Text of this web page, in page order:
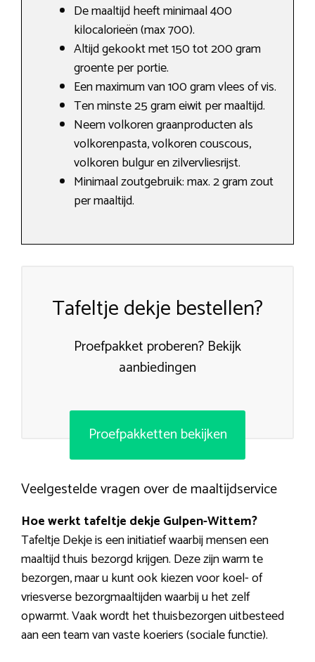
De maaltijd heeft minimaal 400
kilocalorieën (max 700).
Altijd gekookt met 150 tot 200 gram
groente per portie.
Een maximum van 100 gram vlees of vis.
Ten minste 25 gram eiwit per maaltijd.
Neem volkoren graanproducten als
volkorenpasta​, volkoren couscous,
volkoren bulgur en zilvervliesrijst.
Minimaal zoutgebruik: max. 2 gram zout
per maaltijd.
Tafeltje dekje bestellen?
Proefpakket proberen? Bekijk
aanbiedingen
Proefpakketten bekijken
Veelgestelde vragen over de maaltijdservice
Hoe werkt tafeltje dekje Gulpen-Wittem?
Tafeltje Dekje is een initiatief waarbij mensen een
maaltijd thuis bezorgd krijgen. Deze zijn warm te
bezorgen, maar u kunt ook kiezen voor koel- of
vriesverse bezorgmaaltijden waarbij u het zelf
opwarmt. Vaak wordt het thuisbezorgen uitbesteed
aan een team van vaste koeriers (sociale functie).